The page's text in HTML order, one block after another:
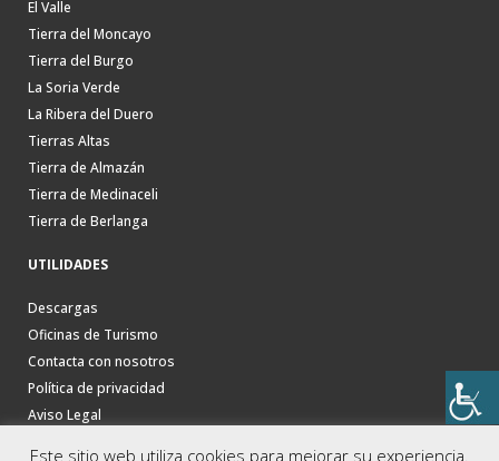
El Valle
Tierra del Moncayo
Tierra del Burgo
La Soria Verde
La Ribera del Duero
Tierras Altas
Tierra de Almazán
Tierra de Medinaceli
Tierra de Berlanga
UTILIDADES
Descargas
Oficinas de Turismo
Contacta con nosotros
Política de privacidad
Aviso Legal
Este sitio web utiliza cookies para mejorar su experiencia.